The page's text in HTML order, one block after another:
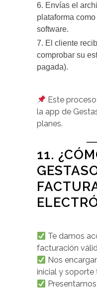
Envías el
plataforma
software.
El cliente
comprobar su
pagada).
Este
la app de
planes.
11.
Te damos
facturación
Nos
inicial y soporte